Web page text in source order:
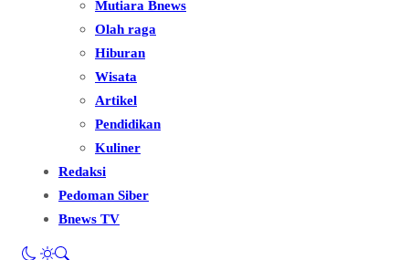
Mutiara Bnews
Olah raga
Hiburan
Wisata
Artikel
Pendidikan
Kuliner
Redaksi
Pedoman Siber
Bnews TV